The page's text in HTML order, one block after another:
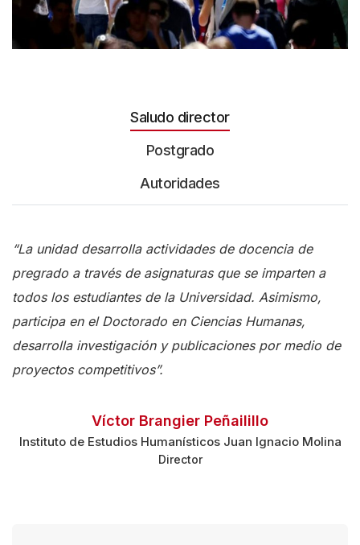
Saludo director
Postgrado
Autoridades
“La unidad desarrolla actividades de docencia de
pregrado a través de asignaturas que se imparten a
todos los estudiantes de la Universidad. Asimismo,
participa en el Doctorado en Ciencias Humanas,
desarrolla investigación y publicaciones por medio de
proyectos competitivos”.
Víctor Brangier Peñailillo
Instituto de Estudios Humanísticos Juan Ignacio Molina
Director